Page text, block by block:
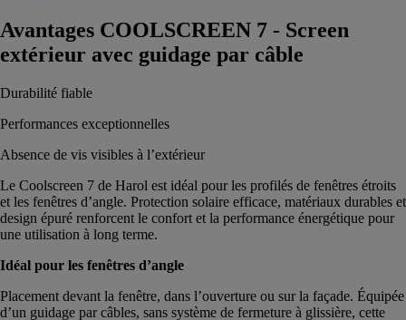
Avantages COOLSCREEN 7 - Screen
extérieur avec guidage par câble
Durabilité fiable
Performances exceptionnelles
Absence de vis visibles à l’extérieur
Le Coolscreen 7 de Harol est idéal pour les profilés de fenêtres étroits
et les fenêtres d’angle. Protection solaire efficace, matériaux durables et
design épuré renforcent le confort et la performance énergétique pour
une utilisation à long terme.
Idéal pour les fenêtres d’angle
Placement devant la fenêtre, dans l’ouverture ou sur la façade. Équipée
d’un guidage par câbles, sans système de fermeture à glissière, cette